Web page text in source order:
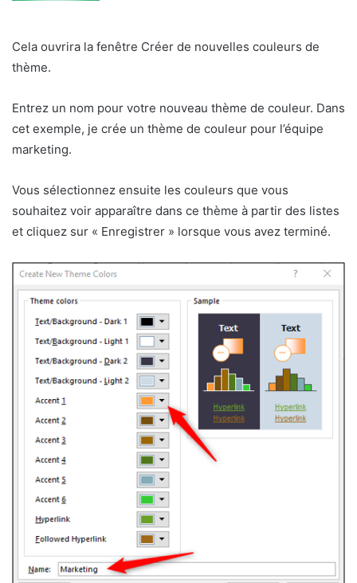
Cela ouvrira la fenêtre Créer de nouvelles couleurs de
thème.
Entrez un nom pour votre nouveau thème de couleur. Dans
cet exemple, je crée un thème de couleur pour l’équipe
marketing.
Vous sélectionnez ensuite les couleurs que vous
souhaitez voir apparaître dans ce thème à partir des listes
et cliquez sur « Enregistrer » lorsque vous avez terminé.